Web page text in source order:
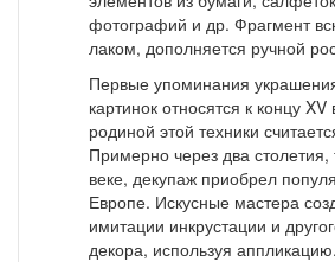
фотографий и др. Фрагмент
лаком, дополняется ручной
Первые упоминания
картинок относятся к концу XV
родиной этой техники
Примерно через два столетия,
веке, декупаж приобрел
Европе. Искусные мастера
имитации инкрустации и
декора, используя аппликацию.